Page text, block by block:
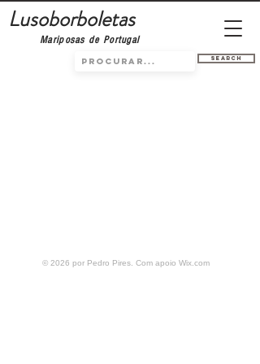
Lusoborboletas
Mariposas de Portugal
Search
© 2026 por Pedro Pires. Com apoio Wix.com